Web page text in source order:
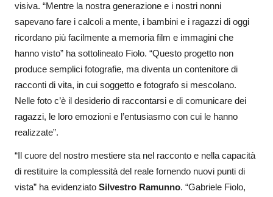
visiva. “Mentre la nostra generazione e i nostri nonni
sapevano fare i calcoli a mente, i bambini e i ragazzi di oggi
ricordano più facilmente a memoria film e immagini che
hanno visto” ha sottolineato Fiolo. “Questo progetto non
produce semplici fotografie, ma diventa un contenitore di
racconti di vita, in cui soggetto e fotografo si mescolano.
Nelle foto c’è il desiderio di raccontarsi e di comunicare dei
ragazzi, le loro emozioni e l’entusiasmo con cui le hanno
realizzate”.
“Il cuore del nostro mestiere sta nel racconto e nella capacità
di restituire la complessità del reale fornendo nuovi punti di
vista” ha evidenziato Silvestro Ramunno. “Gabriele Fiolo,